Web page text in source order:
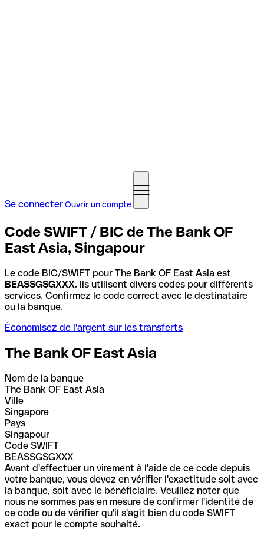
Se connecterOuvrir un compte
Code SWIFT / BIC de The Bank OF
East Asia, Singapour
Le code BIC/SWIFT pour The Bank OF East Asia est
BEASSGSGXXX. Ils utilisent divers codes pour différents
services. Confirmez le code correct avec le destinataire
ou la banque.
Économisez de l'argent sur les transferts
The Bank OF East Asia
Nom de la banque
The Bank OF East Asia
Ville
Singapore
Pays
Singapour
Code SWIFT
BEASSGSGXXX
Avant d'effectuer un virement à l'aide de ce code depuis
votre banque, vous devez en vérifier l'exactitude soit avec
la banque, soit avec le bénéficiaire. Veuillez noter que
nous ne sommes pas en mesure de confirmer l'identité de
ce code ou de vérifier qu'il s'agit bien du code SWIFT
exact pour le compte souhaité.